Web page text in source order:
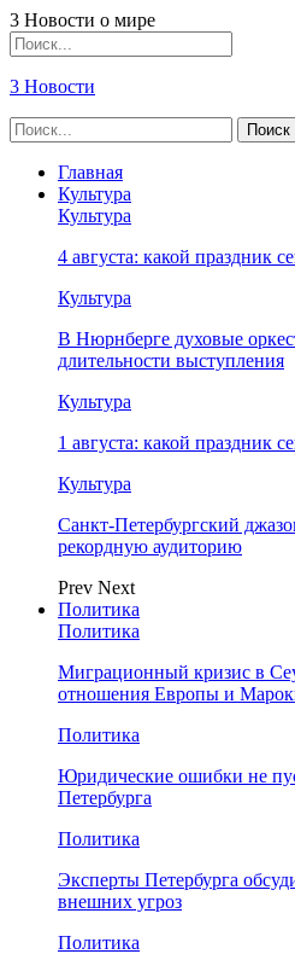
3 Новости о мире
3 Новости
Главная
Культура
Культура
4 августа: какой праздник
Культура
В Нюрнберге духовые
длительности выступления
Культура
1 августа: какой праздник
Культура
Санкт-Петербургский
рекордную аудиторию
Prev Next
Политика
Политика
Миграционный кризис в
отношения Европы и
Политика
Юридические ошибки не
Петербурга
Политика
Эксперты Петербурга
внешних угроз
Политика